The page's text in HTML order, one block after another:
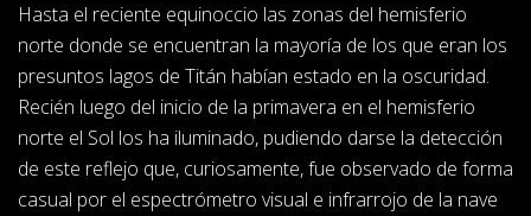
Hasta el reciente equinoccio las zonas del hemisferio
norte donde se encuentran la mayoría de los que eran los
presuntos lagos de Titán habían estado en la oscuridad.
Recién luego del inicio de la primavera en el hemisferio
norte el Sol los ha iluminado, pudiendo darse la detección
de este reflejo que, curiosamente, fue observado de forma
casual por el espectrómetro visual e infrarrojo de la nave